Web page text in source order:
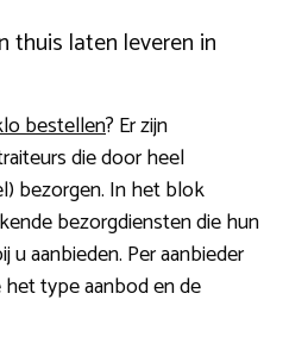
thuis laten leveren in
bestellen? Er zijn
die door heel
bezorgen. In het blok
bezorgdiensten die hun
aanbieden. Per aanbieder
type aanbod en de